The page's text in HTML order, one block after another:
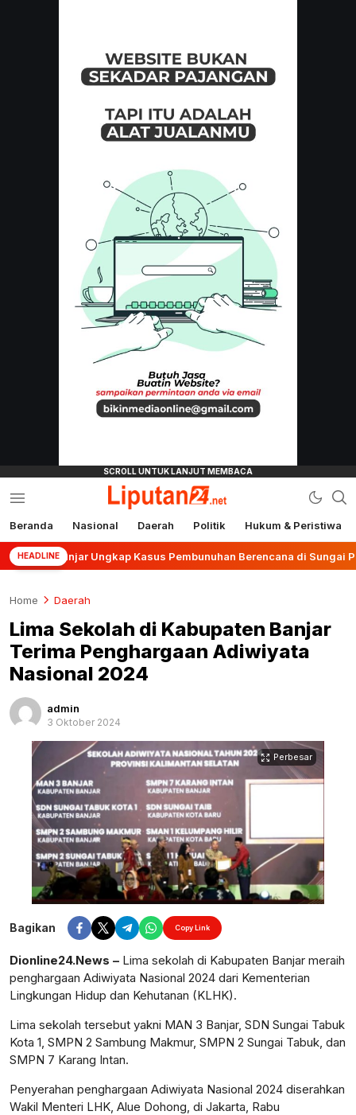
liputan24.net
Beranda Nasional Daerah Politik Hukum & Peristiwa
HEADLINE
Banjar Ungkap Kasus Pembunuhan Berencana di Sungai Pinang
Home Daerah
Lima Sekolah di Kabupaten Banjar
Terima Penghargaan Adiwiyata
Nasional 2024
admin
3 Oktober 2024
Perbesar
Bagikan Copy Link
Dionline24.News – Lima sekolah di Kabupaten Banjar meraih
penghargaan Adiwiyata Nasional 2024 dari Kementerian
Lingkungan Hidup dan Kehutanan (KLHK).
Lima sekolah tersebut yakni MAN 3 Banjar, SDN Sungai Tabuk
Kota 1, SMPN 2 Sambung Makmur, SMPN 2 Sungai Tabuk, dan
SMPN 7 Karang Intan.
Penyerahan penghargaan Adiwiyata Nasional 2024 diserahkan
Wakil Menteri LHK, Alue Dohong, di Jakarta, Rabu